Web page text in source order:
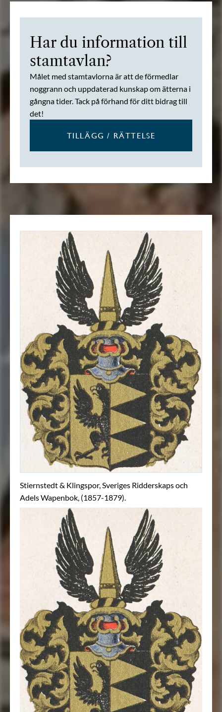
Har du information till
stamtavlan?
Målet med stamtavlorna är att de förmedlar
noggrann och uppdaterad kunskap om ätterna i
gångna tider. Tack på förhand för ditt bidrag till
det!
TILLÄGG / RÄTTELSE
Stiernstedt & Klingspor, Sveriges Ridderskaps och
Adels Wapenbok, (1857-1879).